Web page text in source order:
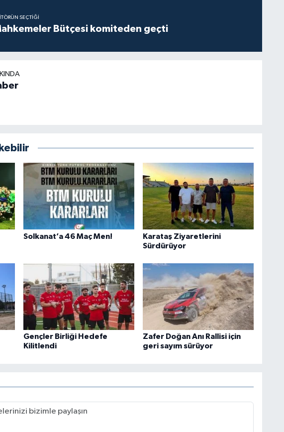
SEÇTIĞI
Bütçesi komiteden geçti
Solkanat’a 46 Maç Men!
Karataş Ziyaretlerini
Sürdürüyor
Gençler Birliği Hedefe
Kilitlendi
Zafer Doğan Anı Rallisi için
geri sayım sürüyor